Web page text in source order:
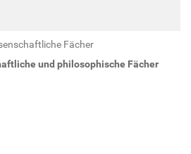
Fächer
und philosophische Fächer